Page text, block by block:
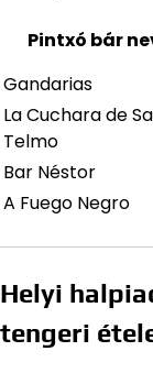
Pintxó bár
Gandarias
La Cuchara de
Telmo
Bar Néstor
A Fuego Negro
Helyi
tengeri